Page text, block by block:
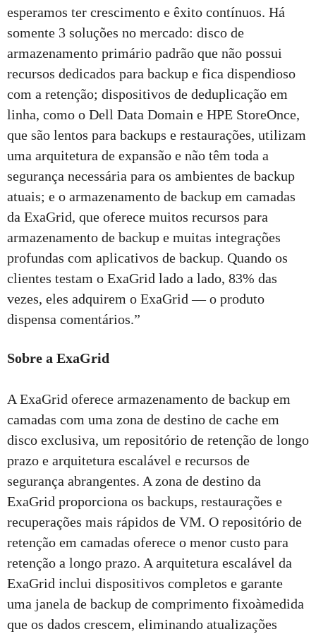
esperamos ter crescimento e êxito contínuos. Há
somente 3 soluções no mercado: disco de
armazenamento primário padrão que não possui
recursos dedicados para backup e fica dispendioso
com a retenção; dispositivos de deduplicação em
linha, como o Dell Data Domain e HPE StoreOnce,
que são lentos para backups e restaurações, utilizam
uma arquitetura de expansão e não têm toda a
segurança necessária para os ambientes de backup
atuais; e o armazenamento de backup em camadas
da ExaGrid, que oferece muitos recursos para
armazenamento de backup e muitas integrações
profundas com aplicativos de backup. Quando os
clientes testam o ExaGrid lado a lado, 83% das
vezes, eles adquirem o ExaGrid — o produto
dispensa comentários.”
Sobre a ExaGrid
A ExaGrid oferece armazenamento de backup em
camadas com uma zona de destino de cache em
disco exclusiva, um repositório de retenção de longo
prazo e arquitetura escalável e recursos de
segurança abrangentes. A zona de destino da
ExaGrid proporciona os backups, restaurações e
recuperações mais rápidos de VM. O repositório de
retenção em camadas oferece o menor custo para
retenção a longo prazo. A arquitetura escalável da
ExaGrid inclui dispositivos completos e garante
uma janela de backup de comprimento fixoàmedida
que os dados crescem, eliminando atualizações